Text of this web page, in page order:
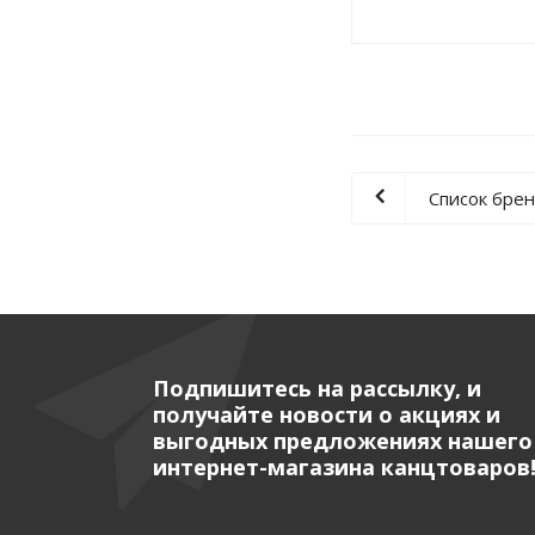
Список
Подпишитесь на рассылку, и
получайте новости о акциях и
выгодных предложениях нашего
интернет-магазина канцтоваров!